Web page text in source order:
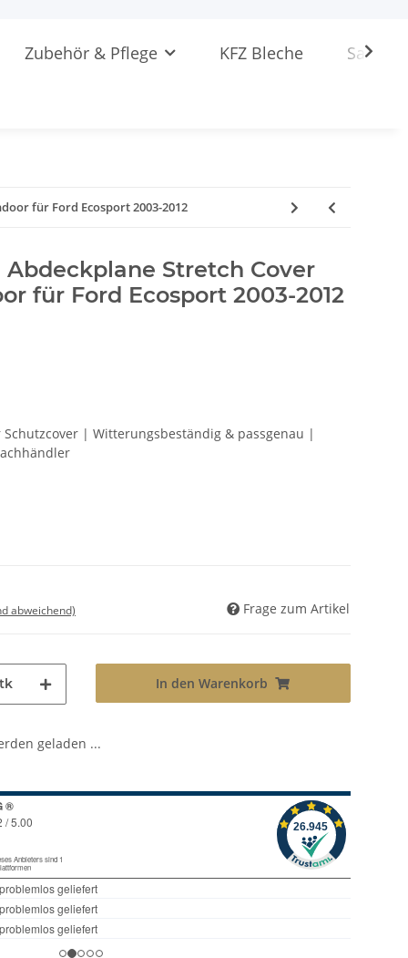
Zubehör & Pflege KFZ Bleche
für Ford Ecosport 2003-2012
Stretch Cover
für Ford Ecosport 2003-2012
| Witterungsbeständig & passgenau |
abweichend) Frage zum Artikel
In den Warenkorb
geladen ...